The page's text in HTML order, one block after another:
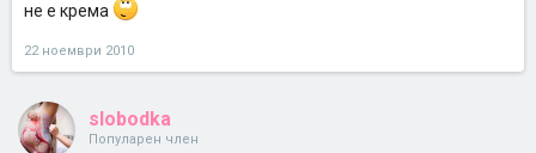
не е крема
22 ноември 2010
slobodka
Популарен член